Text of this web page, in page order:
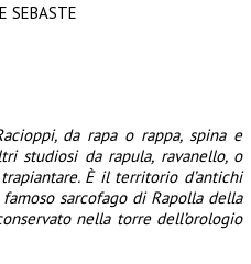
SEBASTE
da rapa o rappa, spina e
studiosi da rapula, ravanello, o
È il territorio d’antichi
sarcofago di Rapolla della
nella torre dell’orologio